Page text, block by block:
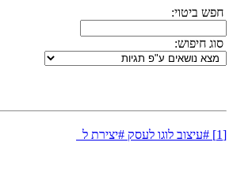
חפש ביטוי:
סוג חיפוש:
[1] #עיצוב לוגו לעסק #יצירת ל